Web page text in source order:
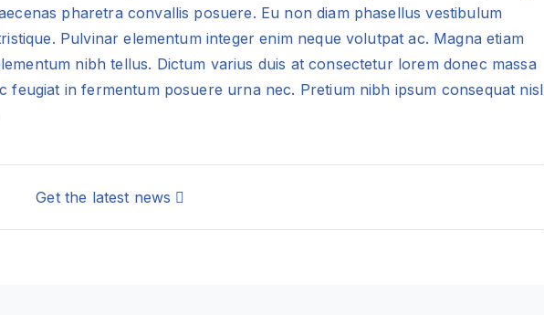
pharetra convallis posuere. Eu non diam phasellus vestibulum
Pulvinar elementum integer enim neque volutpat ac. Magna etiam
nibh tellus. Dictum varius duis at consectetur lorem donec massa
feugiat in fermentum posuere urna nec. Pretium nibh ipsum consequat nisl
Get the latest news